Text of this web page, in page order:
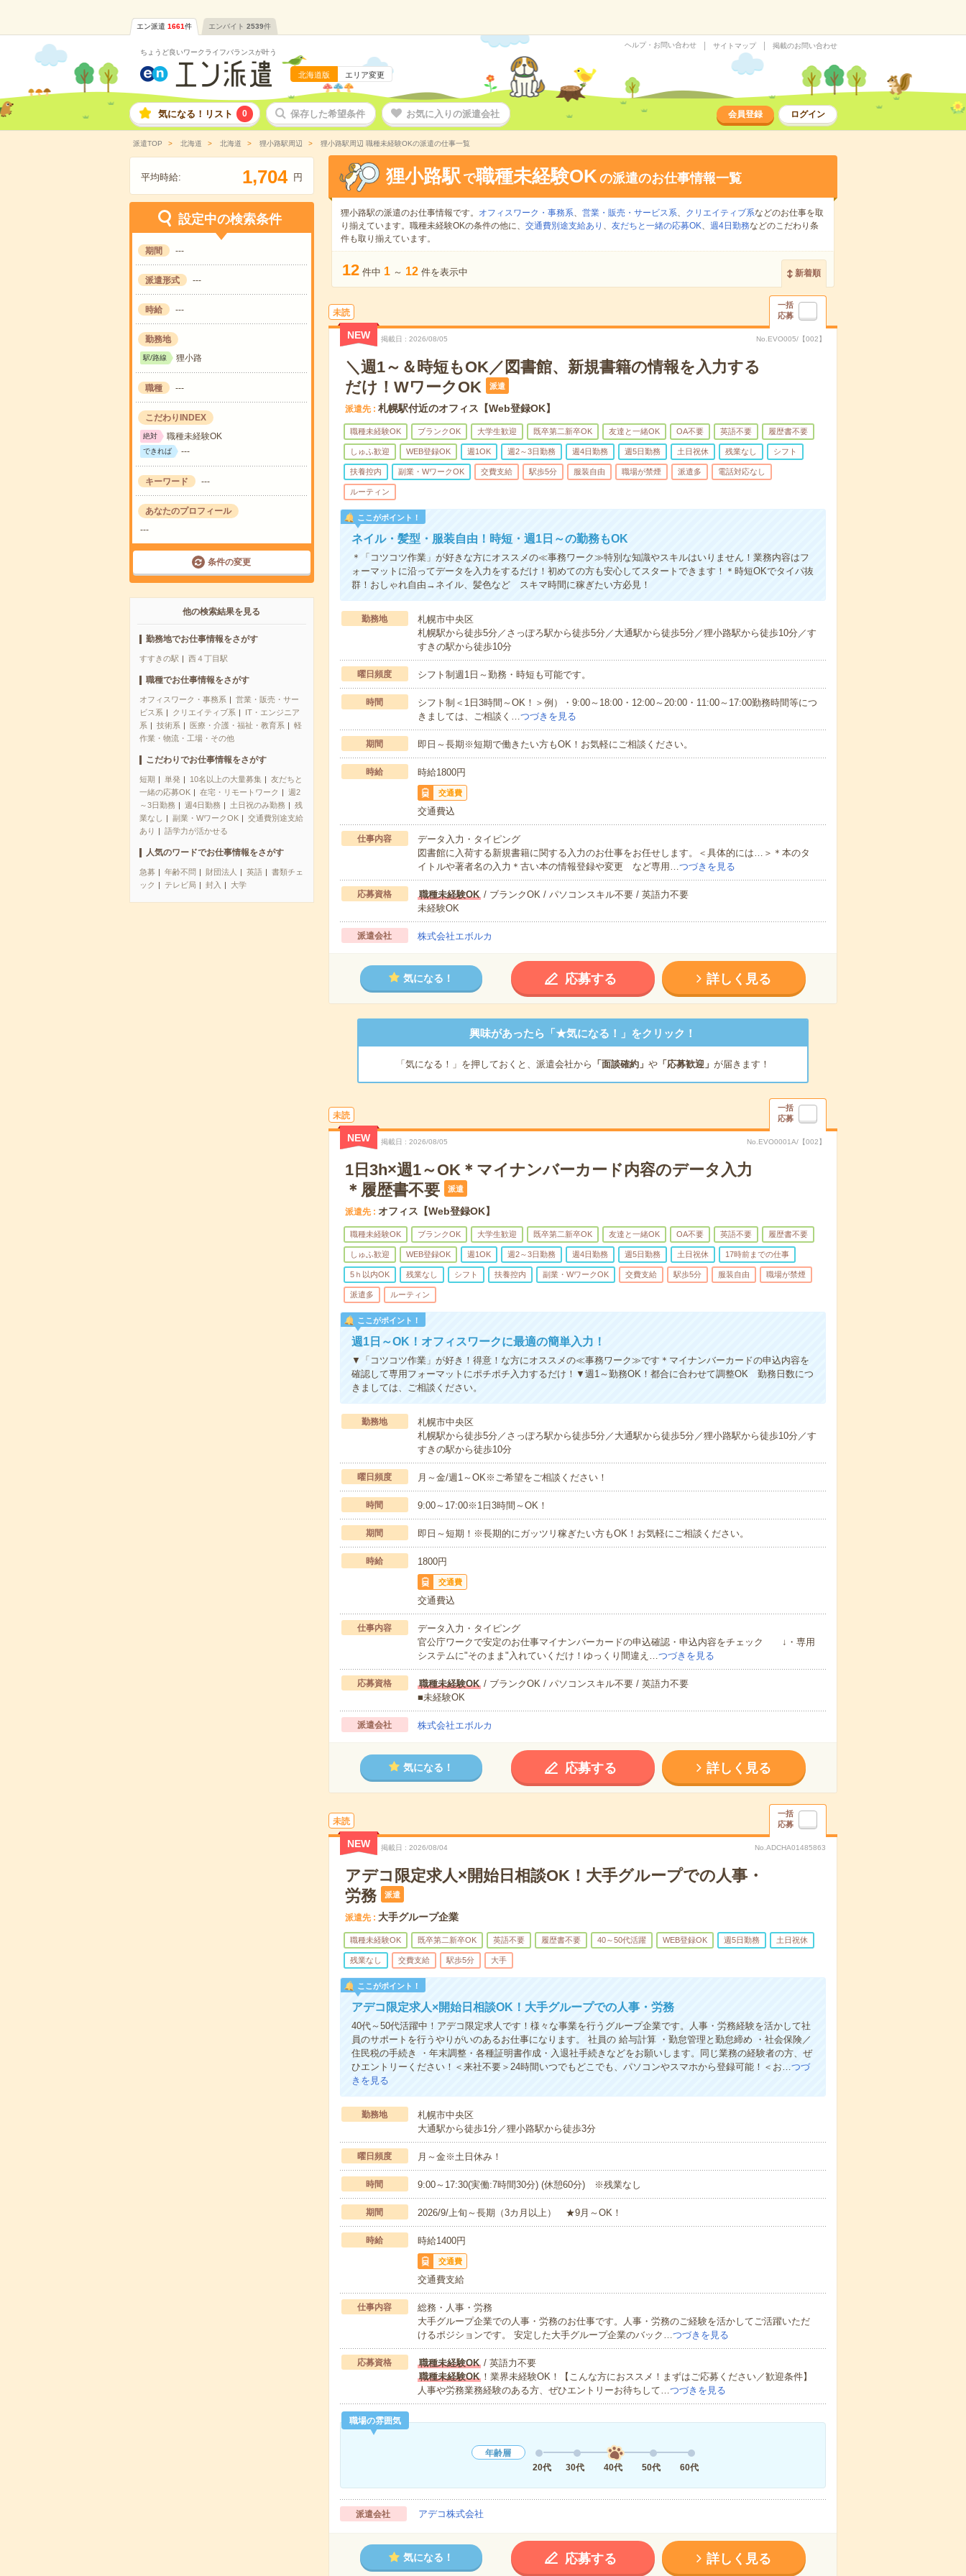
エン派遣 1661件 エンバイト 2539件
ちょうど良いワークライフバランスが叶う
北海道版 エリア変更
ヘルプ・お問い合わせ サイトマップ 掲載のお問い合わせ
気になる！リスト 0 保存した希望条件 お気に入りの派遣会社 会員登録 ログイン
派遣TOP 北海道 北海道 狸小路駅周辺 狸小路駅周辺 職種未経験OKの派遣の仕事一覧
平均時給: 1,704 円
設定中の検索条件
期間 ---
派遣形式 ---
時給 ---
勤務地
駅/路線 狸小路
職種 ---
こだわりINDEX
絶対 職種未経験OK
できれば ---
キーワード ---
あなたのプロフィール
---
条件の変更
他の検索結果を見る
勤務地でお仕事情報をさがす
すすきの駅 西４丁目駅
職種でお仕事情報をさがす
オフィスワーク・事務系
営業・販売・サー
ビス系
クリエイティブ系
IT・エンジニア
系
技術系 医療・介護・福祉・教育系
軽
作業・物流・工場・その他
こだわりでお仕事情報をさがす
短期 単発 10名以上の大量募集
友だちと
一緒の応募OK
在宅・リモートワーク
週2
～3日勤務
週4日勤務 土日祝のみ勤務
残
業なし
副業・WワークOK
交通費別途支給
あり
語学力が活かせる
人気のワードでお仕事情報をさがす
急募 年齢不問 財団法人 英語
書類チェ
ック
テレビ局 封入 大学
狸小路駅 で職種未経験OKの派遣のお仕事情報一覧
狸小路駅の派遣のお仕事情報です。 オフィスワーク・事務系、 営業・販売・サービス系、 クリエイティブ系などのお仕事を取
り揃えています。職種未経験OKの条件の他に、 交通費別途支給あり 、 友だちと一緒の応募OK、 週4日勤務などのこだわり条
件も取り揃えています。
12 件中 1 ～ 12 件を表示中 新着順
未読
一括
応募
NEW 掲載日 2026/08/05 No.EVO005/【002】
＼週1～＆時短もOK／図書館、新規書籍の情報を入力する
だけ！WワークOK
派遣
派遣先 札幌駅付近のオフィス【Web登録OK】
職種未経験OK ブランクOK 大学生歓迎 既卒第二新卒OK 友達と一緒OK OA不要 英語不要 履歴書不要
しゅふ歓迎 WEB登録OK 週1OK 週2～3日勤務 週4日勤務 週5日勤務 土日祝休 残業なし シフト
扶養控内 副業・WワークOK 交費支給 駅歩5分 服装自由 職場が禁煙 派遣多 電話対応なし
ルーティン
ここがポイント！
ネイル・髪型・服装自由！時短・週1日～の勤務もOK
＊「コツコツ作業」が好きな方にオススメの≪事務ワーク≫特別な知識やスキルはいりません！業務内容はフ
ォーマットに沿ってデータを入力をするだけ！初めての方も安心してスタートできます！＊時短OKでタイパ抜
群！おしゃれ自由→ネイル、髪色など スキマ時間に稼ぎたい方必見！
勤務地
札幌市中央区
札幌駅から徒歩5分／さっぽろ駅から徒歩5分／大通駅から徒歩5分／狸小路駅から徒歩10分／す
すきの駅から徒歩10分
曜日頻度 シフト制週1日～勤務・時短も可能です。
時間
シフト制＜1日3時間～OK！＞例）・9:00～18:00・12:00～20:00・11:00～17:00勤務時間等につ
きましては、ご相談く…つづきを見る
期間 即日～長期※短期で働きたい方もOK！お気軽にご相談ください。
時給 時給1800円
交通費
交通費込
仕事内容
データ入力・タイピング
図書館に入荷する新規書籍に関する入力のお仕事をお任せします。＜具体的には…＞＊本のタ
イトルや著者名の入力＊古い本の情報登録や変更 など専用…つづきを見る
応募資格 職種未経験OK/ ブランクOK / パソコンスキル不要 / 英語力不要
未経験OK
派遣会社 株式会社エボルカ
気になる！ 応募する 詳しく見る
興味があったら「★気になる！」をクリック！
「気になる！」を押しておくと、派遣会社から 「面談確約」 や「応募歓迎」 が届きます！
未読
一括
応募
NEW 掲載日 2026/08/05 No.EVO0001A/【002】
1日3h×週1～OK＊マイナンバーカード内容のデータ入力
＊履歴書不要
派遣
派遣先 オフィス【Web登録OK】
職種未経験OK ブランクOK 大学生歓迎 既卒第二新卒OK 友達と一緒OK OA不要 英語不要 履歴書不要
しゅふ歓迎 WEB登録OK 週1OK 週2～3日勤務 週4日勤務 週5日勤務 土日祝休 17時前までの仕事
5ｈ以内OK 残業なし シフト 扶養控内 副業・WワークOK 交費支給 駅歩5分 服装自由 職場が禁煙
派遣多 ルーティン
ここがポイント！
週1日～OK！オフィスワークに最適の簡単入力！
▼「コツコツ作業」が好き！得意！な方にオススメの≪事務ワーク≫です＊マイナンバーカードの申込内容を
確認して専用フォーマットにポチポチ入力するだけ！▼週1～勤務OK！都合に合わせて調整OK 勤務日数につ
きましては、ご相談ください。
勤務地
札幌市中央区
札幌駅から徒歩5分／さっぽろ駅から徒歩5分／大通駅から徒歩5分／狸小路駅から徒歩10分／す
すきの駅から徒歩10分
曜日頻度 月～金/週1～OK※ご希望をご相談ください！
時間 9:00～17:00※1日3時間～OK！
期間 即日～短期！※長期的にガッツリ稼ぎたい方もOK！お気軽にご相談ください。
時給 1800円
交通費
交通費込
仕事内容
データ入力・タイピング
官公庁ワークで安定のお仕事マイナンバーカードの申込確認・申込内容をチェック ↓・専用
システムに"そのまま"入れていくだけ！ゆっくり間違え…つづきを見る
応募資格 職種未経験OK/ ブランクOK / パソコンスキル不要 / 英語力不要
■未経験OK
派遣会社 株式会社エボルカ
気になる！ 応募する 詳しく見る
未読
一括
応募
NEW 掲載日 2026/08/04 No.ADCHA01485863
アデコ限定求人×開始日相談OK！大手グループでの人事・
労務
派遣
派遣先 大手グループ企業
職種未経験OK 既卒第二新卒OK 英語不要 履歴書不要 40～50代活躍 WEB登録OK 週5日勤務 土日祝休
残業なし 交費支給 駅歩5分 大手
ここがポイント！
アデコ限定求人×開始日相談OK！大手グループでの人事・労務
40代～50代活躍中！アデコ限定求人です！様々な事業を行うグループ企業です。人事・労務経験を活かして社
員のサポートを行うやりがいのあるお仕事になります。 社員の 給与計算 ・勤怠管理と勤怠締め ・社会保険／
住民税の手続き ・年末調整・各種証明書作成・入退社手続きなどをお願いします。同じ業務の経験者の方、ぜ
ひエントリーください！＜来社不要＞24時間いつでもどこでも、パソコンやスマホから登録可能！＜お…つづ
きを見る
勤務地
札幌市中央区
大通駅から徒歩1分／狸小路駅から徒歩3分
曜日頻度 月～金※土日休み！
時間 9:00～17:30(実働:7時間30分) (休憩60分) ※残業なし
期間 2026/9/上旬～長期（3カ月以上） ★9月～OK！
時給 時給1400円
交通費
交通費支給
仕事内容
総務・人事・労務
大手グループ企業での人事・労務のお仕事です。人事・労務のご経験を活かしてご活躍いただ
けるポジションです。 安定した大手グループ企業のバック…つづきを見る
応募資格 職種未経験OK/ 英語力不要
職種未経験OK！業界未経験OK！【こんな方におススメ！まずはご応募ください／歓迎条件】
人事や労務業務経験のある方、ぜひエントリーお待ちして…つづきを見る
職場の雰囲気
年齢層
20代
30代 40代 50代 60代
派遣会社 アデコ株式会社
気になる！ 応募する 詳しく見る